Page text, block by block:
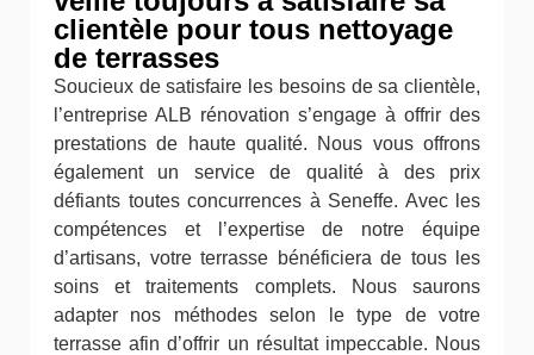
clientèle pour tous nettoyage
de terrasses
Soucieux de satisfaire les besoins de sa clientèle,
l’entreprise ALB rénovation s’engage à offrir des
prestations de haute qualité. Nous vous offrons
également un service de qualité à des prix
défiants toutes concurrences à Seneffe. Avec les
compétences et l’expertise de notre équipe
d’artisans, votre terrasse bénéficiera de tous les
soins et traitements complets. Nous saurons
adapter nos méthodes selon le type de votre
terrasse afin d’offrir un résultat impeccable. Nous